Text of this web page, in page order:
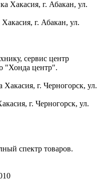
г. Абакан, ул.
сервис центр
"Хонда центр".
г. Черногорск, ул.
спектр товаров.